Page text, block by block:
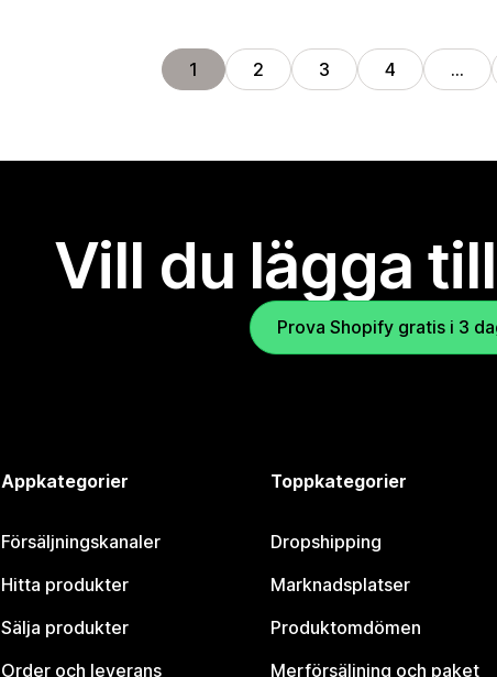
1 2 3 4 …
Vill du lägga
Prova Shopify gratis i 3
Appkategorier
Försäljningskanaler
Hitta produkter
Sälja produkter
Order och leverans
Toppkategorier
Dropshipping
Marknadsplatser
Produktomdömen
Merförsäljning och paket